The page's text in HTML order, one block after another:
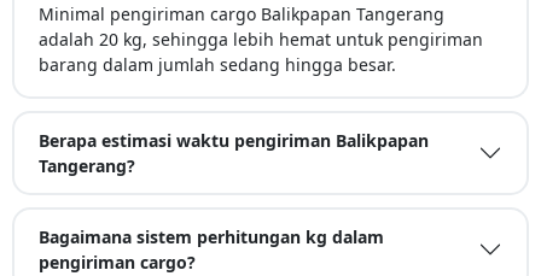
Minimal pengiriman cargo Balikpapan Tangerang
adalah 20 kg, sehingga lebih hemat untuk pengiriman
barang dalam jumlah sedang hingga besar.
Berapa estimasi waktu pengiriman Balikpapan
Tangerang?
Bagaimana sistem perhitungan kg dalam
pengiriman cargo?